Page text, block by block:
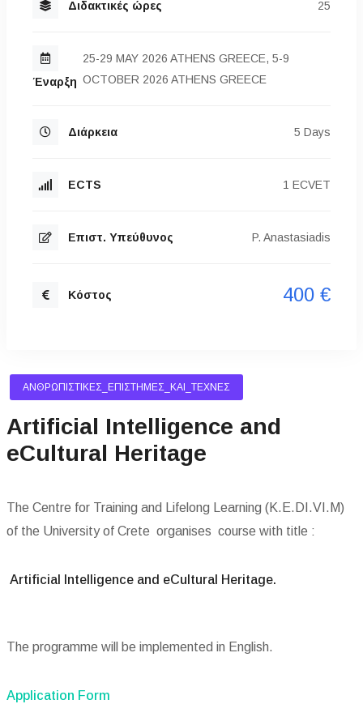
Διδακτικές ώρες 25
Έναρξη
25-29 MAY 2026 ATHENS GREECE, 5-9
OCTOBER 2026 ATHENS GREECE
Διάρκεια 5 Days
ECTS 1 ECVET
Επιστ. Υπεύθυνος P. Anastasiadis
Κόστος 400 €
ΑΝΘΡΩΠΙΣΤΙΚΈΣ_ΕΠΙΣΤΉΜΕΣ_ΚΑΙ_ΤΈΧΝΕΣ
Artificial Intelligence and
eCultural Heritage
The Centre for Training and Lifelong Learning (K.E.DI.VI.M)
of the University of Crete organises course with title :
Artificial Intelligence and eCultural Heritage.
The programme will be implemented in English.
Application Form